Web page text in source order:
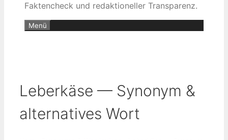
Faktencheck und redaktioneller Transparenz.
Menü
Leberkäse — Synonym &
alternatives Wort